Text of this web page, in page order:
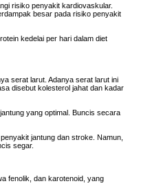
risiko penyakit kardiovaskular.
besar pada risiko penyakit
kedelai per hari dalam diet
serat larut. Adanya serat larut ini
disebut kolesterol jahat dan kadar
yang optimal. Buncis secara
jantung dan stroke. Namun,
segar.
fenolik, dan karotenoid, yang